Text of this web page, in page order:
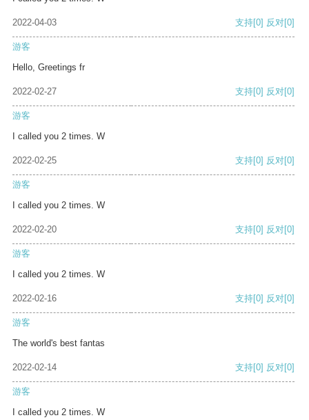
2022-04-03 支持[0] 反对[0]
游客
Hello, Greetings fr
2022-02-27 支持[0] 反对[0]
游客
I called you 2 times. W
2022-02-25 支持[0] 反对[0]
游客
I called you 2 times. W
2022-02-20 支持[0] 反对[0]
游客
I called you 2 times. W
2022-02-16 支持[0] 反对[0]
游客
The world's best fantas
2022-02-14 支持[0] 反对[0]
游客
I called you 2 times. W